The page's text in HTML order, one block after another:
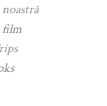
film